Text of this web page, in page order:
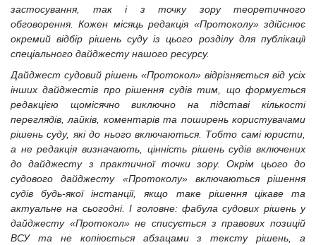
застосування, так і з точку зору теоретичного
обговорення. Кожен місяць редакція «Протоколу» здійснює
окремий відбір рішень суду із цього розділу для публікації
спеціального дайджесту нашого ресурсу.
Дайджест судовий рішень «Протокол» відрізняється від усіх
інших дайджестів про рішення судів тим, що формується
редакцією щомісячно виключно на підставі кількості
переглядів, лайків, коментарів та поширень користувачами
рішень суду, які до нього включаються. Тобто самі юристи,
а не редакція визначають, цінність рішень судів включених
до дайджесту з практичної точки зору. Окрім цього до
судового дайджесту «Протоколу» включаються рішення
судів будь-якої інстанції, якщо таке рішення цікаве та
актуальне на сьогодні. І головне: фабула судових рішень у
дайджесту «Протокол» не списується з правових позицій
ВСУ та не копіюється абзацами з тексту рішень, а